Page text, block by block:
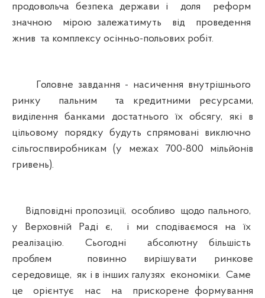
продовольча безпека держави і доля реформ
значною мірою залежатимуть від проведення
жнив та комплексу осінньо-польових робіт.
Головне завдання - насичення внутрішнього
ринку пальним та кредитними ресурсами,
виділення банками достатнього їх обсягу, які в
цільовому порядку будуть спрямовані виключно
сільгоспвиробникам (у межах 700-800 мільйонів
гривень).
Відповідні пропозиції, особливо щодо пального,
у Верховній Раді є, і ми сподіваємося на їх
реалізацію. Сьогодні абсолютну більшість
проблем повинно вирішувати ринкове
середовище, як і в інших галузях економіки. Саме
це орієнтує нас на прискорене формування